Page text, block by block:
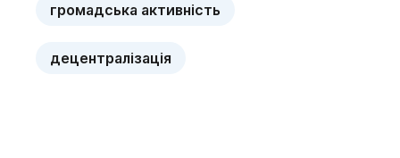
громадська активність
децентралізація